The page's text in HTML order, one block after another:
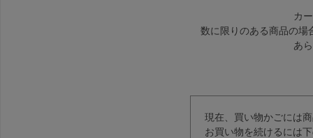
カ
数に限りのある商品の場
あ
現在、買い物かごには
お買い物を続けるには